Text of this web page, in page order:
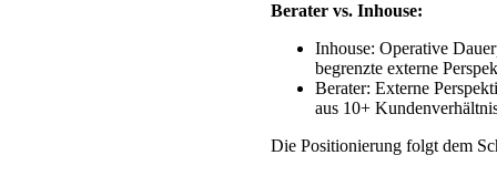
Berater vs. Inhouse:
Inhouse: Operative
begrenzte externe
Berater: Externe
aus 10+
Die Positionierung folgt dem